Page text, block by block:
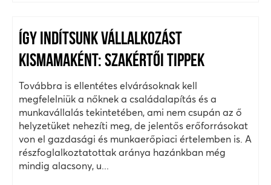
ÍGY INDÍTSUNK VÁLLALKOZÁST
KISMAMAKÉNT: SZAKÉRTŐI TIPPEK
Továbbra is ellentétes elvárásoknak kell
megfelelniük a nőknek a családalapítás és a
munkavállalás tekintetében, ami nem csupán az ő
helyzetüket nehezíti meg, de jelentős erőforrásokat
von el gazdasági és munkaerőpiaci értelemben is. A
részfoglalkoztatottak aránya hazánkban még
mindig alacsony, u...